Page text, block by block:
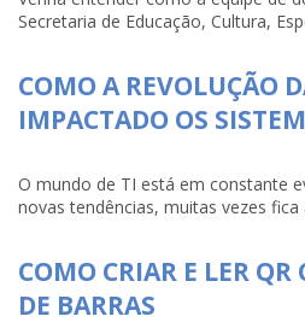
Secretaria de Educação, Cultura,
COMO A REVOLUÇÃO
IMPACTADO OS
O mundo de TI está em constante
novas tendências, muitas vezes fica
COMO CRIAR E LER QR
DE BARRAS